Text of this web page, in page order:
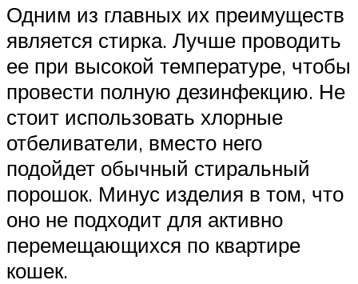
Одним из главных их преимуществ
является стирка. Лучше проводить
ее при высокой температуре, чтобы
провести полную дезинфекцию. Не
стоит использовать хлорные
отбеливатели, вместо него
подойдет обычный стиральный
порошок. Минус изделия в том, что
оно не подходит для активно
перемещающихся по квартире
кошек.